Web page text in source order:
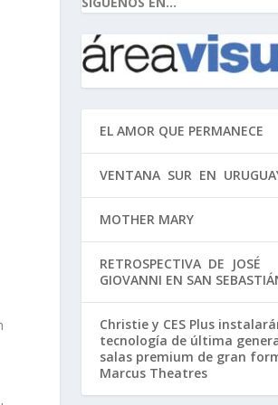
EL AMOR QUE PERMANECE
VENTANA SUR EN
MOTHER MARY
RETROSPECTIVA DE JOSÉ
GIOVANNI EN SAN
Christie y CES Plus
tecnología de última
salas premium de gran
Marcus Theatres